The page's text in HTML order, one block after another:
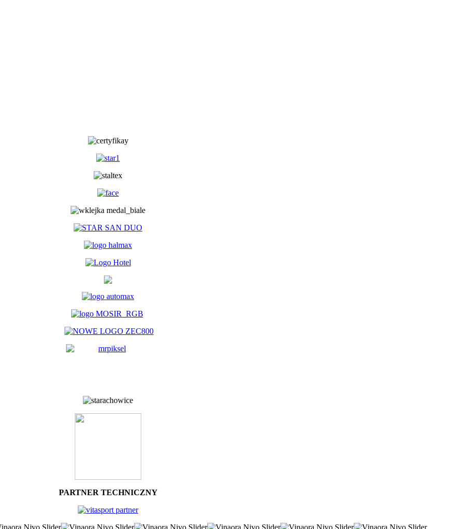
PARTNER TECHNICZNY